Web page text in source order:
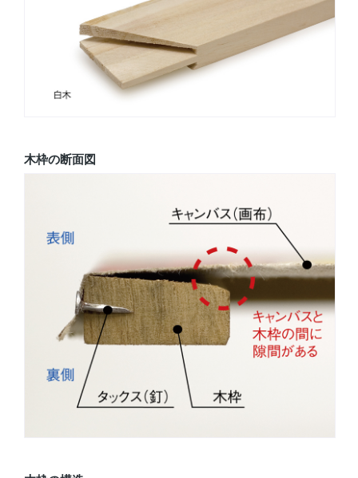
木枠の断面図